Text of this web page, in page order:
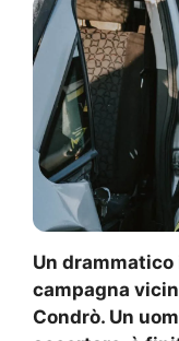
Un
campagna
Condrò. Un